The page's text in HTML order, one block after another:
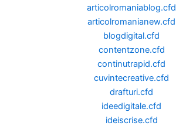
articolromaniablog.cfd
articolromanianew.cfd
blogdigital.cfd
contentzone.cfd
continutrapid.cfd
cuvintecreative.cfd
drafturi.cfd
ideedigitale.cfd
ideiscrise.cfd